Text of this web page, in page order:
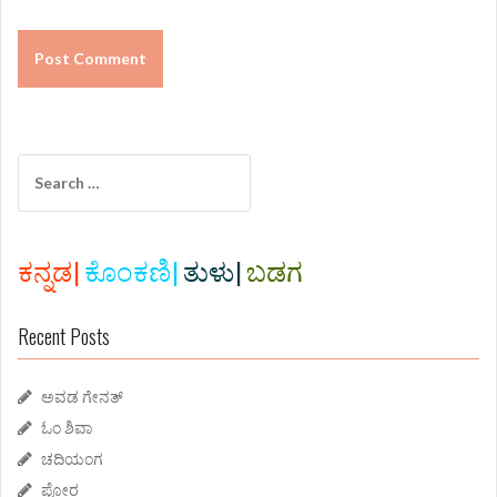
a
c
h
o
r
ಕನ್ನಡ| ಕೊಂಕಣಿ| ತುಳು|ಬಡಗ
Recent Posts
ಅವಡ ಗೇನತ್
ಓಂ ಶಿವಾ
ಚದಿಯಂಗ
ಪೋರ